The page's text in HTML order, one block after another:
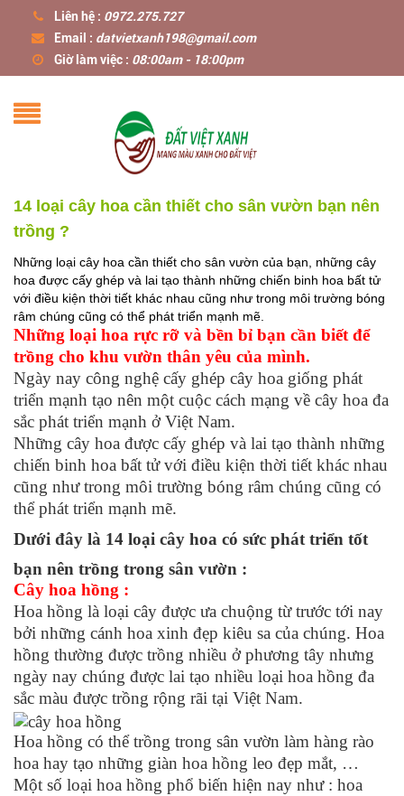
Liên hệ : 0972.275.727
Email : datvietxanh198@gmail.com
Giờ làm việc : 08:00am - 18:00pm
14 loại cây hoa cần thiết cho sân vườn bạn nên
trồng ?
Những loại cây hoa cần thiết cho sân vườn của bạn, những cây
hoa được cấy ghép và lai tạo thành những chiến binh hoa bất tử
với điều kiện thời tiết khác nhau cũng như trong môi trường bóng
râm chúng cũng có thể phát triển mạnh mẽ.
Những loại hoa rực rỡ và bền bỉ bạn cần biết để
trồng cho khu vườn thân yêu của mình.
Ngày nay công nghệ cấy ghép cây hoa giống phát
triển mạnh tạo nên một cuộc cách mạng về cây hoa đa
sắc phát triển mạnh ở Việt Nam.
Những cây hoa được cấy ghép và lai tạo thành những
chiến binh hoa bất tử với điều kiện thời tiết khác nhau
cũng như trong môi trường bóng râm chúng cũng có
thể phát triển mạnh mẽ.
Dưới đây là 14 loại cây hoa có sức phát triển tốt
bạn nên trồng trong sân vườn :
Cây hoa hồng :
Hoa hồng là loại cây được ưa chuộng từ trước tới nay
bởi những cánh hoa xinh đẹp kiêu sa của chúng. Hoa
hồng thường được trồng nhiều ở phương tây nhưng
ngày nay chúng được lai tạo nhiều loại hoa hồng đa
sắc màu được trồng rộng rãi tại Việt Nam.
Hoa hồng có thể trồng trong sân vườn làm hàng rào
hoa hay tạo những giàn hoa hồng leo đẹp mắt, …
Một số loại hoa hồng phổ biến hiện nay như : hoa